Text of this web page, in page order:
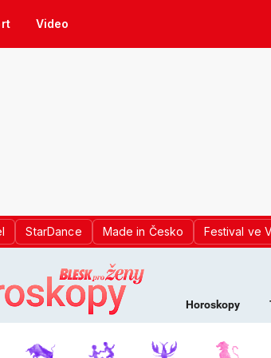
Video
StarDance Made in Česko Festival ve
BLESK PRO
Horoskopy